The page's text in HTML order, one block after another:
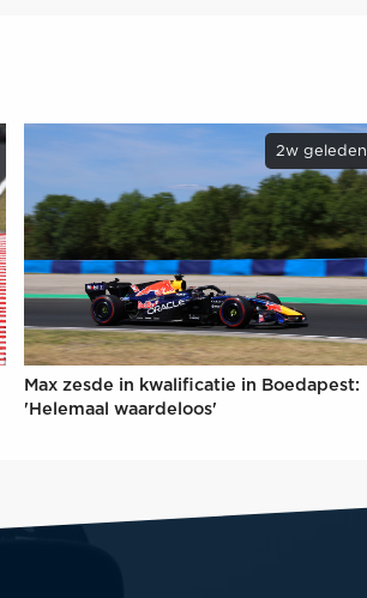
2w geleden
Max zesde in kwalificatie in Boedapest:
'Helemaal waardeloos'